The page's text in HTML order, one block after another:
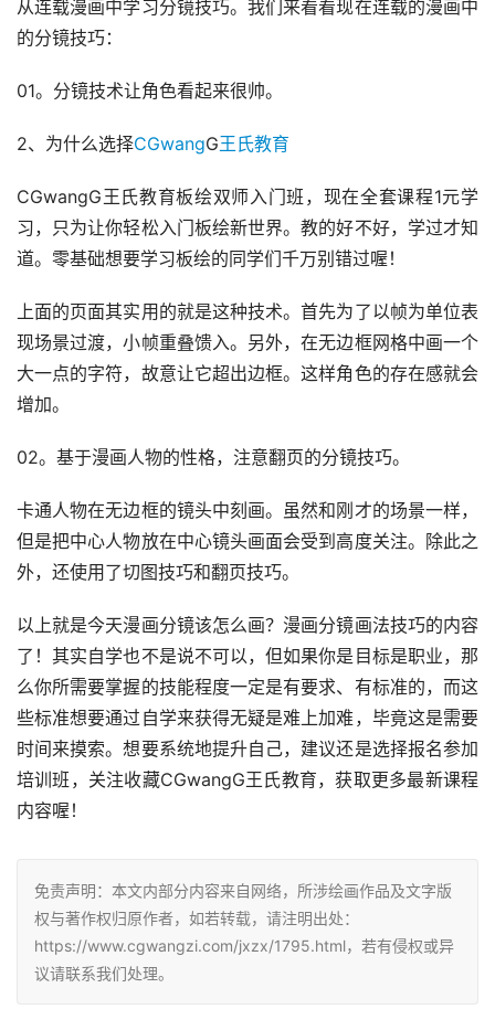
从连载漫画中学习分镜技巧。我们来看看现在连载的漫画中
的分镜技巧：
01。分镜技术让角色看起来很帅。
2、为什么选择CGwangG王氏教育
CGwangG王氏教育板绘双师入门班，现在全套课程1元学
习，只为让你轻松入门板绘新世界。教的好不好，学过才知
道。零基础想要学习板绘的同学们千万别错过喔！
上面的页面其实用的就是这种技术。首先为了以帧为单位表
现场景过渡，小帧重叠馈入。另外，在无边框网格中画一个
大一点的字符，故意让它超出边框。这样角色的存在感就会
增加。
02。基于漫画人物的性格，注意翻页的分镜技巧。
卡通人物在无边框的镜头中刻画。虽然和刚才的场景一样，
但是把中心人物放在中心镜头画面会受到高度关注。除此之
外，还使用了切图技巧和翻页技巧。
以上就是今天漫画分镜该怎么画？漫画分镜画法技巧的内容
了！其实自学也不是说不可以，但如果你是目标是职业，那
么你所需要掌握的技能程度一定是有要求、有标准的，而这
些标准想要通过自学来获得无疑是难上加难，毕竟这是需要
时间来摸索。想要系统地提升自己，建议还是选择报名参加
培训班，关注收藏CGwangG王氏教育，获取更多最新课程
内容喔！
免责声明：本文内部分内容来自网络，所涉绘画作品及文字版
权与著作权归原作者，如若转载，请注明出处：
https://www.cgwangzi.com/jxzx/1795.html，若有侵权或异
议请联系我们处理。